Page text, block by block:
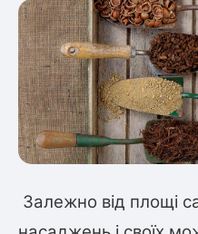
Залежно від площі